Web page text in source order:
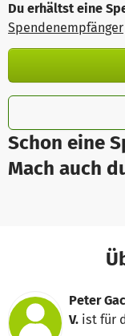
Schon eine
Mach auch
Du erhältst eine
Spendenempfänger
Peter
V. ist für